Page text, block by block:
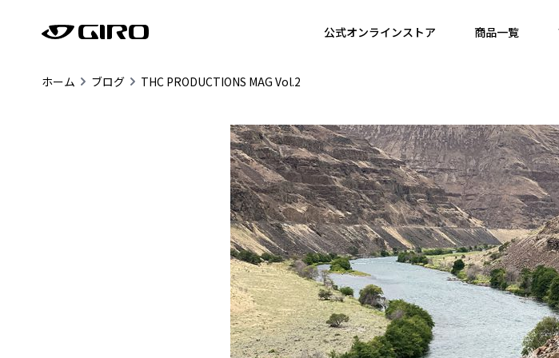
公式オンラインストア 商品一覧
ホーム ブログ THC PRODUCTIONS MAG Vol.2